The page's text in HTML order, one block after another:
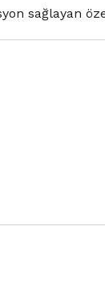
sağlayan